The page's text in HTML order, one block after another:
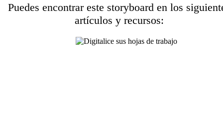
Puedes encontrar este storyboard en los
artículos y recursos: